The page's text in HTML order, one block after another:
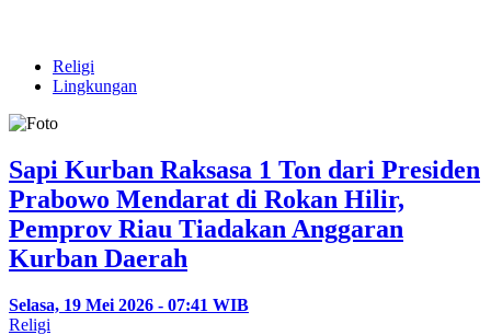
Religi
Lingkungan
Sapi Kurban Raksasa 1 Ton dari Presiden
Prabowo Mendarat di Rokan Hilir,
Pemprov Riau Tiadakan Anggaran
Kurban Daerah
Selasa, 19 Mei 2026 - 07:41 WIB
Religi